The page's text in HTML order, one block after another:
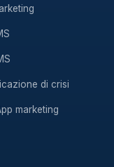
di crisi
marketing